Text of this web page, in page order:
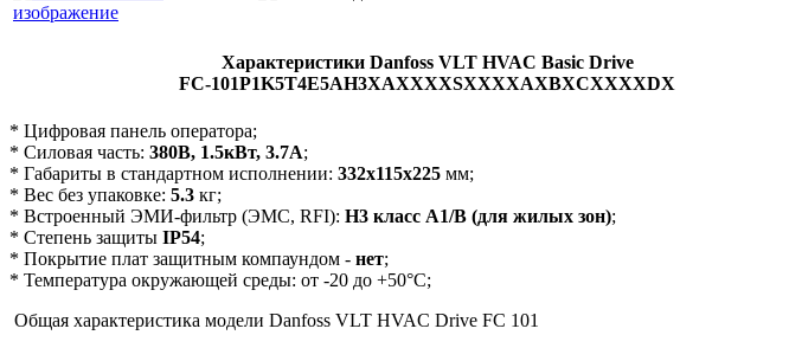
изображение
Характеристики Danfoss VLT HVAC Basic Drive
FC-101P1K5T4E5AH3XAХXXXSXXXXAXBXCXXXXDX
* Цифровая панель оператора;
* Силовая часть: 380В, 1.5кВт, 3.7А;
* Габариты в стандартном исполнении: 332х115х225 мм;
* Вес без упаковке: 5.3 кг;
* Встроенный ЭМИ-фильтр (ЭМС, RFI): Н3 класс А1/В (для жилых зон);
* Степень защиты IP54;
* Покрытие плат защитным компаундом - нет;
* Температура окружающей среды: от -20 до +50°С;
Общая характеристика модели Danfoss VLT HVAC Drive FC 101